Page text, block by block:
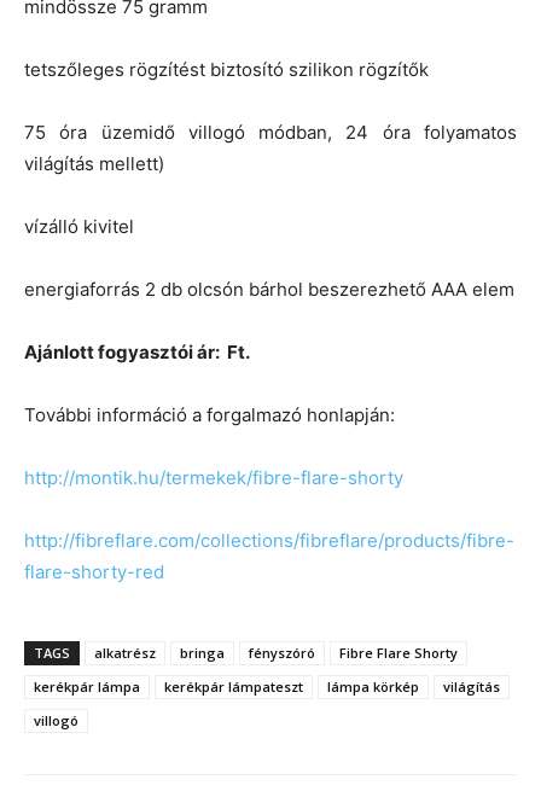
mindössze 75 gramm
tetszőleges rögzítést biztosító szilikon rögzítők
75 óra üzemidő villogó módban, 24 óra folyamatos
világítás mellett)
vízálló kivitel
energiaforrás 2 db olcsón bárhol beszerezhető AAA elem
Ajánlott fogyasztói ár: Ft.
További információ a forgalmazó honlapján:
http://montik.hu/termekek/fibre-flare-shorty
http://fibreflare.com/collections/fibreflare/products/fibre-
flare-shorty-red
TAGS alkatrész bringa fényszóró
Fibre Flare Shorty
kerékpár lámpa
kerékpár lámpateszt lámpa körkép
világítás
villogó